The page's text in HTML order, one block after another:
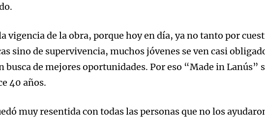
vigencia de la obra, porque hoy en día, ya no tanto por
sino de supervivencia, muchos jóvenes se ven casi
busca de mejores oportunidades. Por eso “Made in Lanús”
40 años.
muy resentida con todas las personas que no los